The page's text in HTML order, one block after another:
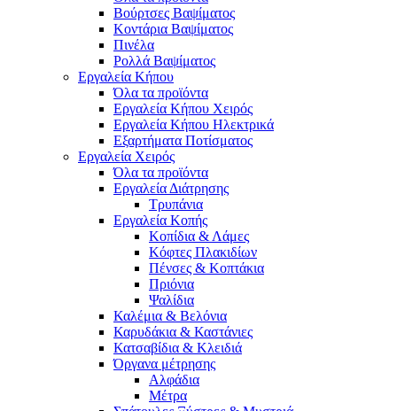
Βούρτσες Βαψίματος
Κοντάρια Βαψίματος
Πινέλα
Ρολλά Βαψίματος
Εργαλεία Κήπου
Όλα τα προϊόντα
Εργαλεία Κήπου Χειρός
Εργαλεία Κήπου Ηλεκτρικά
Εξαρτήματα Ποτίσματος
Εργαλεία Χειρός
Όλα τα προϊόντα
Εργαλεία Διάτρησης
Τρυπάνια
Εργαλεία Κοπής
Κοπίδια & Λάμες
Κόφτες Πλακιδίων
Πένσες & Κοπτάκια
Πριόνια
Ψαλίδια
Καλέμια & Βελόνια
Καρυδάκια & Καστάνιες
Κατσαβίδια & Κλειδιά
Όργανα μέτρησης
Αλφάδια
Μέτρα